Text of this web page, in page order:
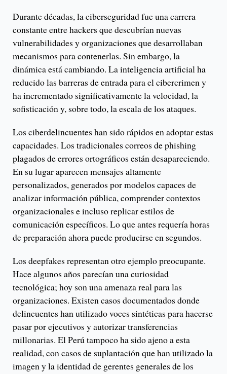
Durante décadas, la ciberseguridad fue una carrera
constante entre hackers que descubrían nuevas
vulnerabilidades y organizaciones que desarrollaban
mecanismos para contenerlas. Sin embargo, la
dinámica está cambiando. La inteligencia artificial ha
reducido las barreras de entrada para el cibercrimen y
ha incrementado significativamente la velocidad, la
sofisticación y, sobre todo, la escala de los ataques.
Los ciberdelincuentes han sido rápidos en adoptar estas
capacidades. Los tradicionales correos de phishing
plagados de errores ortográficos están desapareciendo.
En su lugar aparecen mensajes altamente
personalizados, generados por modelos capaces de
analizar información pública, comprender contextos
organizacionales e incluso replicar estilos de
comunicación específicos. Lo que antes requería horas
de preparación ahora puede producirse en segundos.
Los deepfakes representan otro ejemplo preocupante.
Hace algunos años parecían una curiosidad
tecnológica; hoy son una amenaza real para las
organizaciones. Existen casos documentados donde
delincuentes han utilizado voces sintéticas para hacerse
pasar por ejecutivos y autorizar transferencias
millonarias. El Perú tampoco ha sido ajeno a esta
realidad, con casos de suplantación que han utilizado la
imagen y la identidad de gerentes generales de los